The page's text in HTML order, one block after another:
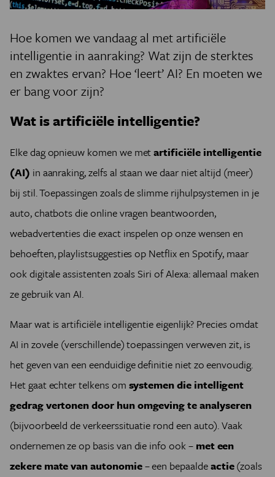
Hoe komen we vandaag al met artificiële
intelligentie in aanraking? Wat zijn de sterktes
en zwaktes ervan? Hoe ‘leert’ AI? En moeten we
er bang voor zijn?
Wat is artificiële intelligentie?
Elke dag opnieuw komen we metartificiële intelligentie
(AI) in aanraking, zelfs al staan we daar niet altijd (meer)
bij stil. Toepassingen zoals de slimme rijhulpsystemen in je
auto, chatbots die online vragen beantwoorden,
webadvertenties die exact inspelen op onze wensen en
behoeften, playlistsuggesties op Netflix en Spotify, maar
ook digitale assistenten zoals Siri of Alexa: allemaal maken
ze gebruik van AI.
Maar wat is artificiële intelligentie eigenlijk? Precies omdat
AI in zovele (verschillende) toepassingen verweven zit, is
het geven van een eenduidige definitie niet zo eenvoudig.
Het gaat echter telkens om systemen die intelligent
gedrag vertonen door hun omgeving te analyseren
(bijvoorbeeld de verkeerssituatie rond een auto). Vaak
ondernemen ze op basis van die info ook – met een
zekere mate van autonomie– een bepaaldeactie(zoals